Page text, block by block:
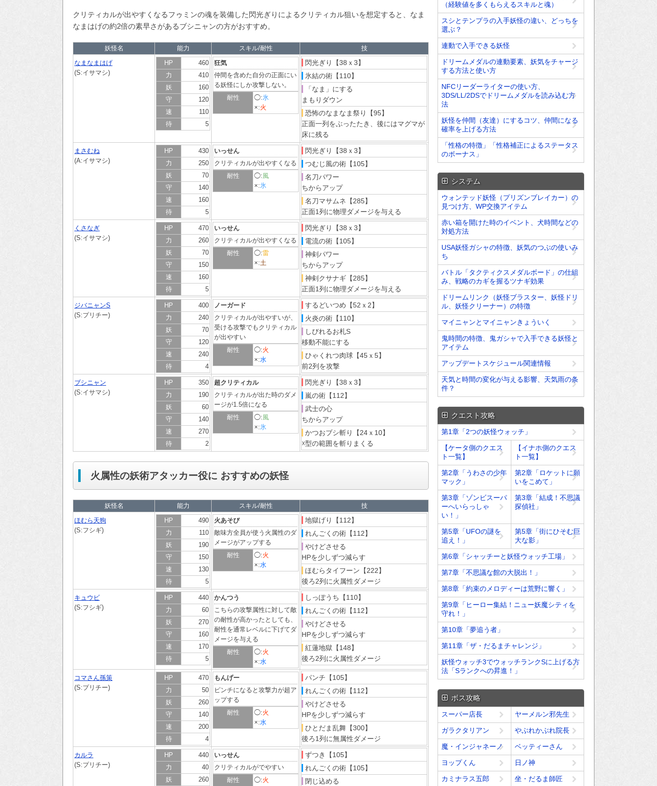
クリティカルが出やすくなるフゥミンの魂を装備した閃光ぎりによるクリティカル狙いを想定すると、なま
なまはげの約2倍の素早さがあるブシニャンの方がおすすめ。
妖怪名 能力 スキル/耐性
技
なまなまはげ
(S:イサマシ)
HP
460
力
410
妖
160
守
120
速
110
待
5
狂気
仲間を含めた自分の正面にい
る妖怪にしか攻撃しない。
耐性
◯:氷
×:火
閃光ぎり【38ｘ3】
氷結の術【110】
「なま」にする
まもりダウン
恐怖のなまなま祭り【95】
正面一列をぶったたき、後にはマグマが
床に残る
まさむね
(A:イサマシ)
HP
430
力
250
妖
70
守
140
速
160
待
5
いっせん
クリティカルが出やすくなる
耐性
◯:風
×:氷
閃光ぎり【38ｘ3】
つむじ風の術【105】
名刀パワー
ちからアップ
名刀マサムネ【285】
正面1列に物理ダメージを与える
くさなぎ
(S:イサマシ)
HP
470
力
260
妖
70
守
150
速
160
待
5
いっせん
クリティカルが出やすくなる
耐性
◯:雷
×:土
閃光ぎり【38ｘ3】
電流の術【105】
神剣パワー
ちからアップ
神剣クサナギ【285】
正面1列に物理ダメージを与える
ジバニャンS
(S:プリチー)
HP
400
力
240
妖
70
守
120
速
240
待
4
ノーガード
クリティカルが出やすいが、
受ける攻撃でもクリティカル
が出やすい
耐性
◯:火
×:水
するどいつめ【52ｘ2】
火炎の術【110】
しびれるお札S
移動不能にする
ひゃくれつ肉球【45ｘ5】
前2列を攻撃
ブシニャン
(S:イサマシ)
HP
350
力
190
妖
60
守
140
速
270
待
2
超クリティカル
クリティカルが出た時のダメ
ージが1.5倍になる
耐性
◯:風
×:氷
閃光ぎり【38ｘ3】
嵐の術【112】
武士の心
ちからアップ
かつおブシ斬り【24ｘ10】
☓型の範囲を斬りまくる
火属性の妖術アタッカー役に おすすめの妖怪
妖怪名 能力 スキル/耐性
技
ほむら天狗
(S:フシギ)
HP
490
力
110
妖
190
守
150
速
130
待
5
火あそび
敵味方全員が使う火属性のダ
メージがアップする
耐性
◯:火
×:水
地獄げり【112】
れんごくの術【112】
やけどさせる
HPを少しずつ減らす
ほむらタイフーン【222】
後ろ2列に火属性ダメージ
キュウビ
(S:フシギ)
HP
440
力
60
妖
270
守
160
速
170
待
5
かんつう
こちらの攻撃属性に対して敵
の耐性が高かったとしても、
耐性を通常レベルに下げてダ
メージを与える
耐性
◯:火
×:水
しっぽうち【110】
れんごくの術【112】
やけどさせる
HPを少しずつ減らす
紅蓮地獄【148】
後ろ2列に火属性ダメージ
コマさん孫策
(S:プリチー)
HP
470
力
50
妖
260
守
140
速
200
待
4
もんげー
ピンチになると攻撃力が超ア
ップする
耐性
◯:火
×:水
パンチ【105】
れんごくの術【112】
やけどさせる
HPを少しずつ減らす
ひとだま乱舞【300】
後ろ1列に無属性ダメージ
カルラ
(S:プリチー)
HP
440
力
40
妖
260
いっせん
クリティカルがでやすい
耐性
◯:火
ずつき【105】
れんごくの術【105】
閉じ込める
（経験値を多くもらえるスキルと魂）
スシとテンプラの入手妖怪の違い、どっちを
選ぶ？
連動で入手できる妖怪
ドリームメダルの連動要素、妖気をチャージ
する方法と使い方
NFCリーダーライターの使い方、
3DS/LL/2DSでドリームメダルを読み込む方
法
妖怪を仲間（友達）にするコツ、仲間になる
確率を上げる方法
「性格の特徴」「性格補正によるステータス
のボーナス」
システム
ウォンテッド妖怪（プリズンブレイカー）の
見つけ方、WP交換アイテム
赤い箱を開けた時のイベント、犬時間などの
対処方法
USA妖怪ガシャの特徴、妖気のつぶの使いみ
ち
バトル「タクティクスメダルボード」の仕組
み、戦略のカギを握るツナギ効果
ドリームリンク（妖怪ブラスター、妖怪ドリ
ル、妖怪クリーナー）の特徴
マイニャンとマイニャンきょういく
鬼時間の特徴、鬼ガシャで入手できる妖怪と
アイテム
アップデートスケジュール関連情報
天気と時間の変化が与える影響、天気雨の条
件？
クエスト攻略
第1章「2つの妖怪ウォッチ」
【ケータ側のクエス
ト一覧】
【イナホ側のクエス
ト一覧】
第2章「うわさの少年
マック」
第2章「ロケットに願
いをこめて」
第3章「ゾンビスーパ
ーへいらっしゃ
い！」
第3章「結成！不思議
探偵社」
第5章「UFOの謎を
追え！」
第5章「街にひそむ巨
大な影」
第6章「シャッチーと妖怪ウォッチ工場」
第7章「不思議な館の大脱出！」
第8章「約束のメロディーは荒野に響く」
第9章「ヒーロー集結！ニュー妖魔シティを
守れ！」
第10章「夢追う者」
第11章「ザ・だるまチャレンジ」
妖怪ウォッチ3でウォッチランクSに上げる方
法「Sランクへの昇進！」
ボス攻略
スーパー店長 ヤーメルン邪先生
ガラクタリアン やぶれかぶれ院長
魔・インジャネーノ ベッティーさん
ヨップくん 日ノ神
カミナラス五郎 坐・だるま師匠